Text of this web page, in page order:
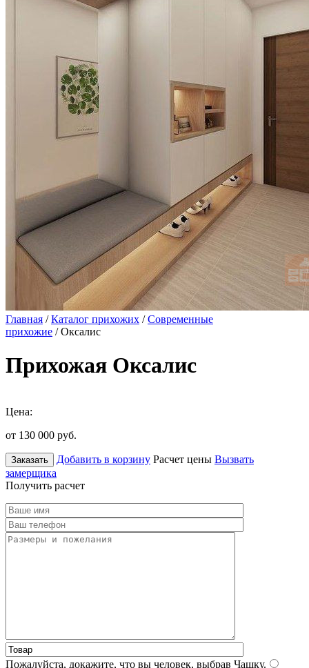
Главная /Каталог прихожих /Современные
прихожие / Оксалис
Прихожая Оксалис
Цена:
от 130 000 руб.
Заказать Добавить в корзину Расчет цены Вызвать
замерщика
Получить расчет
Пожалуйста, докажите, что вы человек, выбрав Чашку.